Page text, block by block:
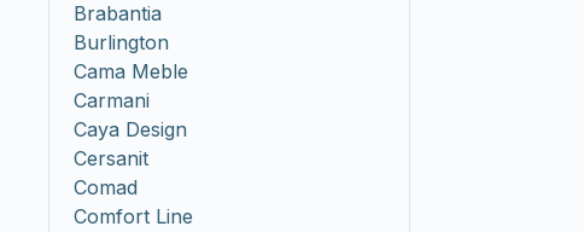
Brabantia
Burlington
Cama Meble
Carmani
Caya Design
Cersanit
Comad
Comfort Line